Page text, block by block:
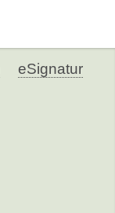
eSignatur